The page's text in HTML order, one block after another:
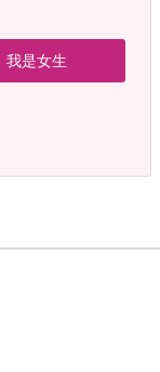
我是女生